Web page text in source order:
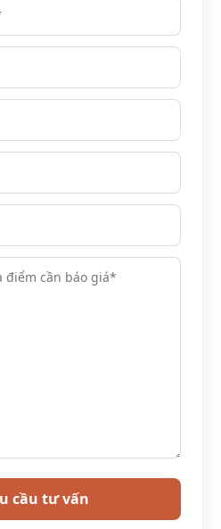
Beach Vũng Tàu giá
đãi còn chỉ từ 1,710,000
lớn và 2 bé dưới 6 tuổi
vụ đã bao gồm:
GTGT
tiêu chuẩn phòng
và phòng Gym
vui chơi trẻ em và khu giải
bi-a
không dây trong khách
lòng liên hệ